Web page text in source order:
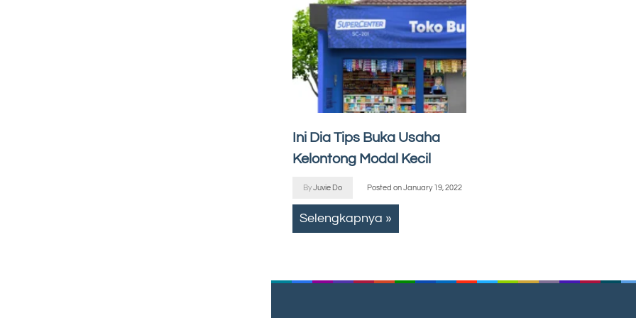
Ini Dia Tips Buka Usaha
Kelontong Modal Kecil
ByJuvie Do Posted onJanuary 19, 2022
Selengkapnya »